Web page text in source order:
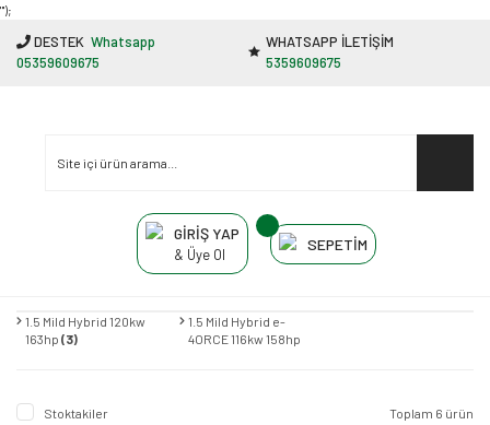
"');
DESTEK Whatsapp
05359609675
WHATSAPP İLETİŞİM
5359609675
GİRİŞ YAP
& Üye Ol
SEPETİM
1.5 Mild Hybrid 120kw
163hp (3)
1.5 Mild Hybrid e-
4ORCE 116kw 158hp
Stoktakiler Toplam 6 ürün